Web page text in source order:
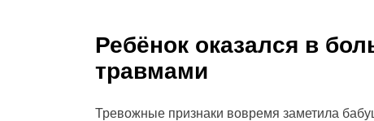
Ребёнок оказался в
травмами
Тревожные признаки вовремя заметила